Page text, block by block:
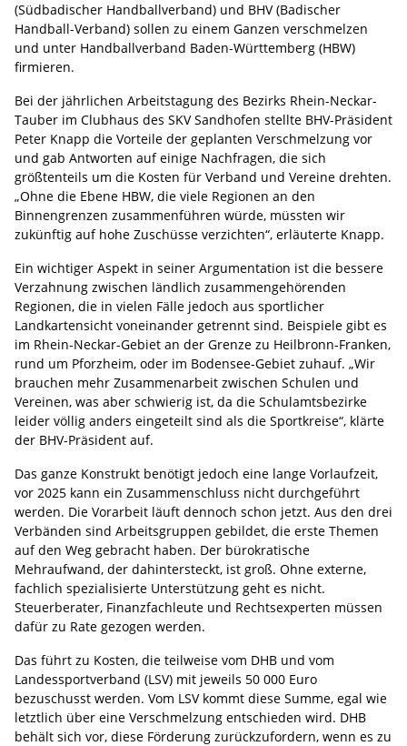
(Südbadischer Handballverband) und BHV (Badischer
Handball-Verband) sollen zu einem Ganzen verschmelzen
und unter Handballverband Baden-Württemberg (HBW)
firmieren.
Bei der jährlichen Arbeitstagung des Bezirks Rhein-Neckar-
Tauber im Clubhaus des SKV Sandhofen stellte BHV-Präsident
Peter Knapp die Vorteile der geplanten Verschmelzung vor
und gab Antworten auf einige Nachfragen, die sich
größtenteils um die Kosten für Verband und Vereine drehten.
„Ohne die Ebene HBW, die viele Regionen an den
Binnengrenzen zusammenführen würde, müssten wir
zukünftig auf hohe Zuschüsse verzichten“, erläuterte Knapp.
Ein wichtiger Aspekt in seiner Argumentation ist die bessere
Verzahnung zwischen ländlich zusammengehörenden
Regionen, die in vielen Fälle jedoch aus sportlicher
Landkartensicht voneinander getrennt sind. Beispiele gibt es
im Rhein-Neckar-Gebiet an der Grenze zu Heilbronn-Franken,
rund um Pforzheim, oder im Bodensee-Gebiet zuhauf. „Wir
brauchen mehr Zusammenarbeit zwischen Schulen und
Vereinen, was aber schwierig ist, da die Schulamtsbezirke
leider völlig anders eingeteilt sind als die Sportkreise“, klärte
der BHV-Präsident auf.
Das ganze Konstrukt benötigt jedoch eine lange Vorlaufzeit,
vor 2025 kann ein Zusammenschluss nicht durchgeführt
werden. Die Vorarbeit läuft dennoch schon jetzt. Aus den drei
Verbänden sind Arbeitsgruppen gebildet, die erste Themen
auf den Weg gebracht haben. Der bürokratische
Mehraufwand, der dahintersteckt, ist groß. Ohne externe,
fachlich spezialisierte Unterstützung geht es nicht.
Steuerberater, Finanzfachleute und Rechtsexperten müssen
dafür zu Rate gezogen werden.
Das führt zu Kosten, die teilweise vom DHB und vom
Landessportverband (LSV) mit jeweils 50 000 Euro
bezuschusst werden. Vom LSV kommt diese Summe, egal wie
letztlich über eine Verschmelzung entschieden wird. DHB
behält sich vor, diese Förderung zurückzufordern, wenn es zu